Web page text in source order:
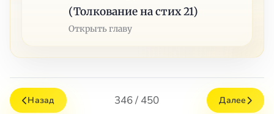
(Толкование на стих 21)
Открыть главу
Назад 346 / 450 Далее